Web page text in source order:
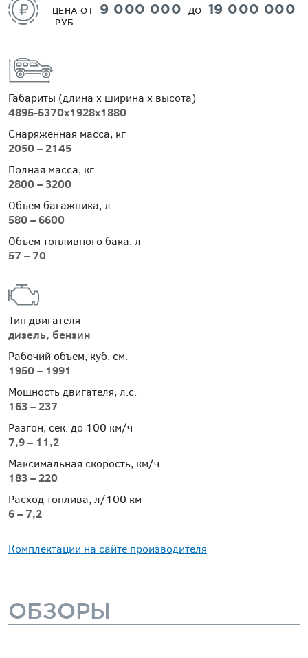
ЦЕНА ОТ 9 000 000 ДО 19 000 000
РУБ.
Габариты (длина х ширина х высота)
4895-5370х1928х1880
Снаряженная масса, кг
2050 – 2145
Полная масса, кг
2800 – 3200
Объем багажника, л
580 – 6600
Объем топливного бака, л
57 – 70
Тип двигателя
дизель, бензин
Рабочий объем, куб. см.
1950 – 1991
Мощность двигателя, л.с.
163 – 237
Разгон, сек. до 100 км/ч
7,9 – 11,2
Максимальная скорость, км/ч
183 – 220
Расход топлива, л/100 км
6 – 7,2
Комплектации на сайте производителя
ОБЗОРЫ